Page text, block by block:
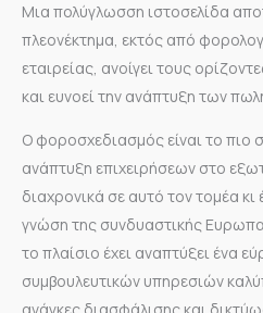
Μια πολύγλωσση ιστοσελίδα
πλεονέκτημα, εκτός από
εταιρείας, ανοίγει τους
και ευνοεί την ανάπτυξη των
Ο φοροσχεδιασμός είναι το πιο
ανάπτυξη επιχειρήσεων στο
διαχρονικά σε αυτό τον τομέα κι
γνώση της συνδυαστικής
το πλαίσιο έχει αναπτύξει ένα
συμβουλευτικών υπηρεσιών